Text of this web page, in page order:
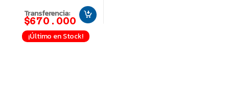
Transferencia:
$670.000
¡Último en Stock!